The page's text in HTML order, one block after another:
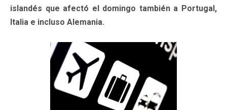
islandés que afectó el domingo también a Portugal,
Italia e incluso Alemania.